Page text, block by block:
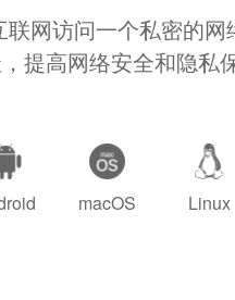
网访问一个私密的网
提高网络安全和隐私保
macOS Linux